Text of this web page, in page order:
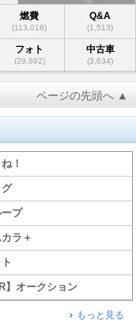
燃費
(113,018)
Q&A
(1,513)
フォト
(29,892)
中古車
(3,634)
ページの先頭へ ▲
！
グ
プ
ラ＋
】オークション
もっと見る